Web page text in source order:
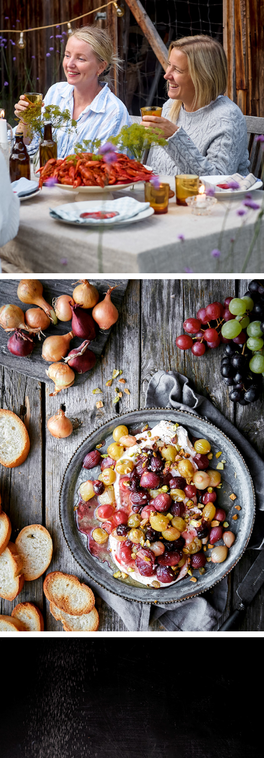
LANTLIV
2025
ALLT OM MAT
2025